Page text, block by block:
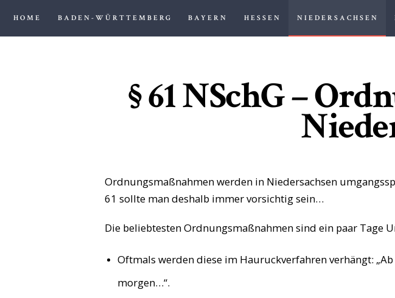
HOME BADEN-WÜRTTEMBERG BAYERN HESSEN NIEDERSACHSEN
ANWALT
HOME
BADEN-
BAYERN
HESSEN
§ 61 NSchG –
Ordnungsmaßnahmen werden in Niedersachsen
61 sollte man deshalb immer vorsichtig sein…
Die beliebtesten Ordnungsmaßnahmen sind ein paar Tage
Oftmals werden diese im Hauruckverfahren verhängt:
morgen…“.